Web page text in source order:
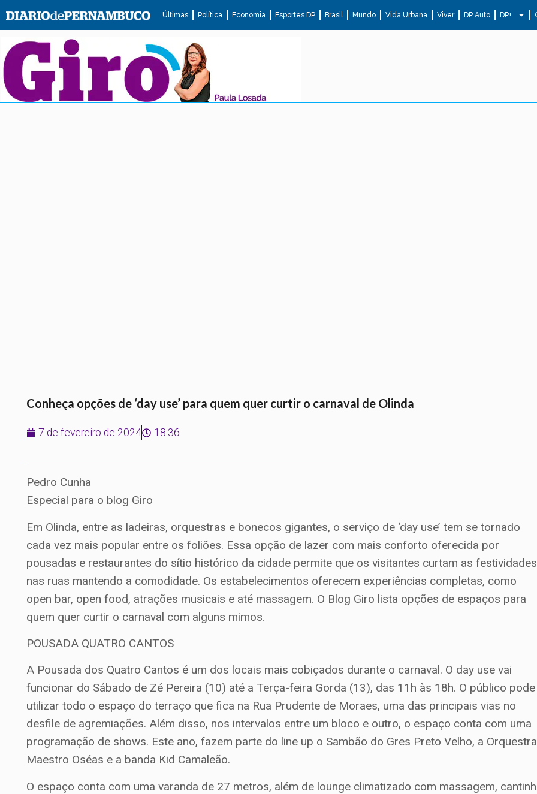
Últimas Política Economia Esportes DP Brasil Mundo Vida Urbana Viver DP Auto DP+
Conheça opções de ‘day use’ para quem quer curtir o carnaval de Olinda
7 de fevereiro de 2024 18:36
Pedro Cunha
Especial para o blog Giro
Em Olinda, entre as ladeiras, orquestras e bonecos gigantes, o serviço de ‘day use’ tem se tornado
cada vez mais popular entre os foliões. Essa opção de lazer com mais conforto oferecida por
pousadas e restaurantes do sítio histórico da cidade permite que os visitantes curtam as festividades
nas ruas mantendo a comodidade. Os estabelecimentos oferecem experiências completas, como
open bar, open food, atrações musicais e até massagem. O Blog Giro lista opções de espaços para
quem quer curtir o carnaval com alguns mimos.
POUSADA QUATRO CANTOS
A Pousada dos Quatro Cantos é um dos locais mais cobiçados durante o carnaval. O day use vai
funcionar do Sábado de Zé Pereira (10) até a Terça-feira Gorda (13), das 11h às 18h. O público pode
utilizar todo o espaço do terraço que fica na Rua Prudente de Moraes, uma das principais vias no
desfile de agremiações. Além disso, nos intervalos entre um bloco e outro, o espaço conta com uma
programação de shows. Este ano, fazem parte do line up o Sambão do Gres Preto Velho, a Orquestra
Maestro Oséas e a banda Kid Camaleão.
O espaço conta com uma varanda de 27 metros, além de lounge climatizado com massagem,